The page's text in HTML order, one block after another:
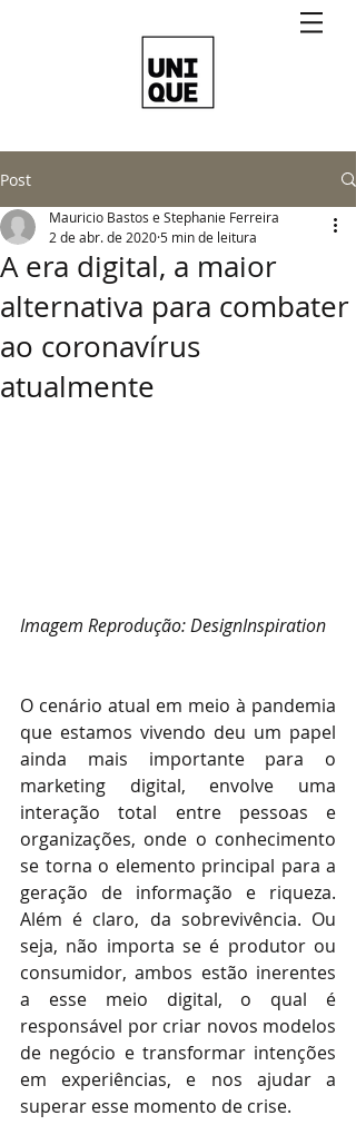
Post
A era digital, a maior
alternativa para combater
ao coronavírus
atualmente
Mauricio Bastos e Stephanie Ferreira
2 de abr. de 2020 5 min de leitura
Imagem Reprodução: DesignInspiration
O cenário atual em meio à pandemia
que estamos vivendo deu um papel
ainda mais importante para o
marketing digital, envolve uma
interação total entre pessoas e
organizações, onde o conhecimento
se torna o elemento principal para a
geração de informação e riqueza.
Além é claro, da sobrevivência. Ou
seja, não importa se é produtor ou
consumidor, ambos estão inerentes
a esse meio digital, o qual é
responsável por criar novos modelos
de negócio e transformar intenções
em experiências, e nos ajudar a
superar esse momento de crise.